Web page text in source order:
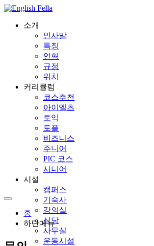
소개
인사말
특징
연혁
규정
위치
커리큘럼
코스추천
아이엘츠
토익
토플
비즈니스
주니어
PIC 코스
시니어
시설
캠퍼스
기숙사
강의실
식당
사무실
운동시설
홈
하단메뉴